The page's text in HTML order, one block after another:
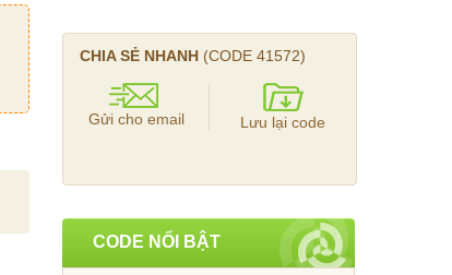
CHIA SẺ NHANH (CODE 41572)
Gửi cho email Lưu lại code
CODE NỔI BẬT